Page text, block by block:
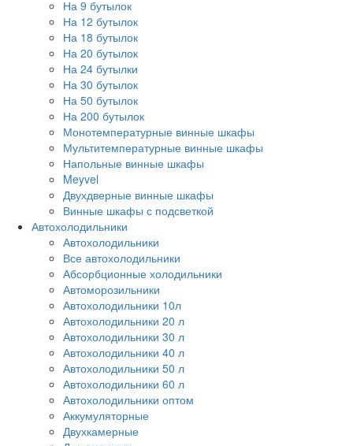
На 9 бутылок
На 12 бутылок
На 18 бутылок
На 20 бутылок
На 24 бутылки
На 30 бутылок
На 50 бутылок
На 200 бутылок
Монотемпературные винные шкафы
Мультитемпературные винные шкафы
Напольные винные шкафы
Meyvel
Двухдверные винные шкафы
Винные шкафы с подсветкой
Автохолодильники
Автохолодильники
Все автохолодильники
Абсорбционные холодильники
Автоморозильники
Автохолодильники 10л
Автохолодильники 20 л
Автохолодильники 30 л
Автохолодильники 40 л
Автохолодильники 50 л
Автохолодильники 60 л
Автохолодильники оптом
Аккумуляторные
Двухкамерные